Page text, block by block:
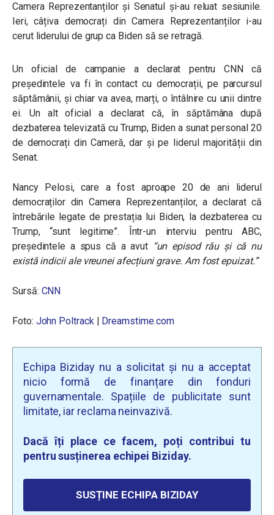
Camera Reprezentanților și Senatul și-au reluat sesiunile.
Ieri, câțiva democrați din Camera Reprezentanților i-au
cerut liderului de grup ca Biden să se retragă.
Un oficial de campanie a declarat pentru CNN că
președintele va fi în contact cu democrații, pe parcursul
săptămânii, și chiar va avea, marți, o întâlnire cu unii dintre
ei. Un alt oficial a declarat că, în săptămâna după
dezbaterea televizată cu Trump, Biden a sunat personal 20
de democrați din Cameră, dar și pe liderul majorității din
Senat.
Nancy Pelosi, care a fost aproape 20 de ani liderul
democraților din Camera Reprezentanților, a declarat că
întrebările legate de prestația lui Biden, la dezbaterea cu
Trump, “sunt legitime”. Într-un interviu pentru ABC,
președintele a spus că a avut “un episod rău și că nu
există indicii ale vreunei afecțiuni grave. Am fost epuizat.”
Sursă: CNN
Foto: John Poltrack| Dreamstime.com
Echipa Biziday nu a solicitat și nu a acceptat
nicio formă de finanțare din fonduri
guvernamentale. Spațiile de publicitate sunt
limitate, iar reclama neinvazivă.
Dacă îți place ce facem, poți contribui tu
pentru susținerea echipei Biziday.
SUSȚINE ECHIPA BIZIDAY